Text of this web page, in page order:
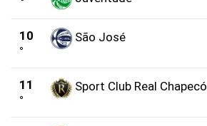
10
°
São José
11
°
Sport Club Real Chapecó